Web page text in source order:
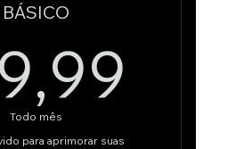
BÁSICO
Todo mês
para aprimorar suas